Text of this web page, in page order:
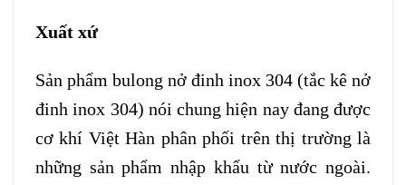
Xuất xứ
Sản phẩm bulong nở đinh inox 304 (tắc kê nở
đinh inox 304) nói chung hiện nay đang được
cơ khí Việt Hàn phân phối trên thị trường là
những sản phẩm nhập khẩu từ nước ngoài.